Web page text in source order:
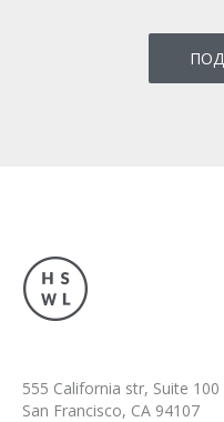
555 California str, Suite 100
San Francisco, CA 94107